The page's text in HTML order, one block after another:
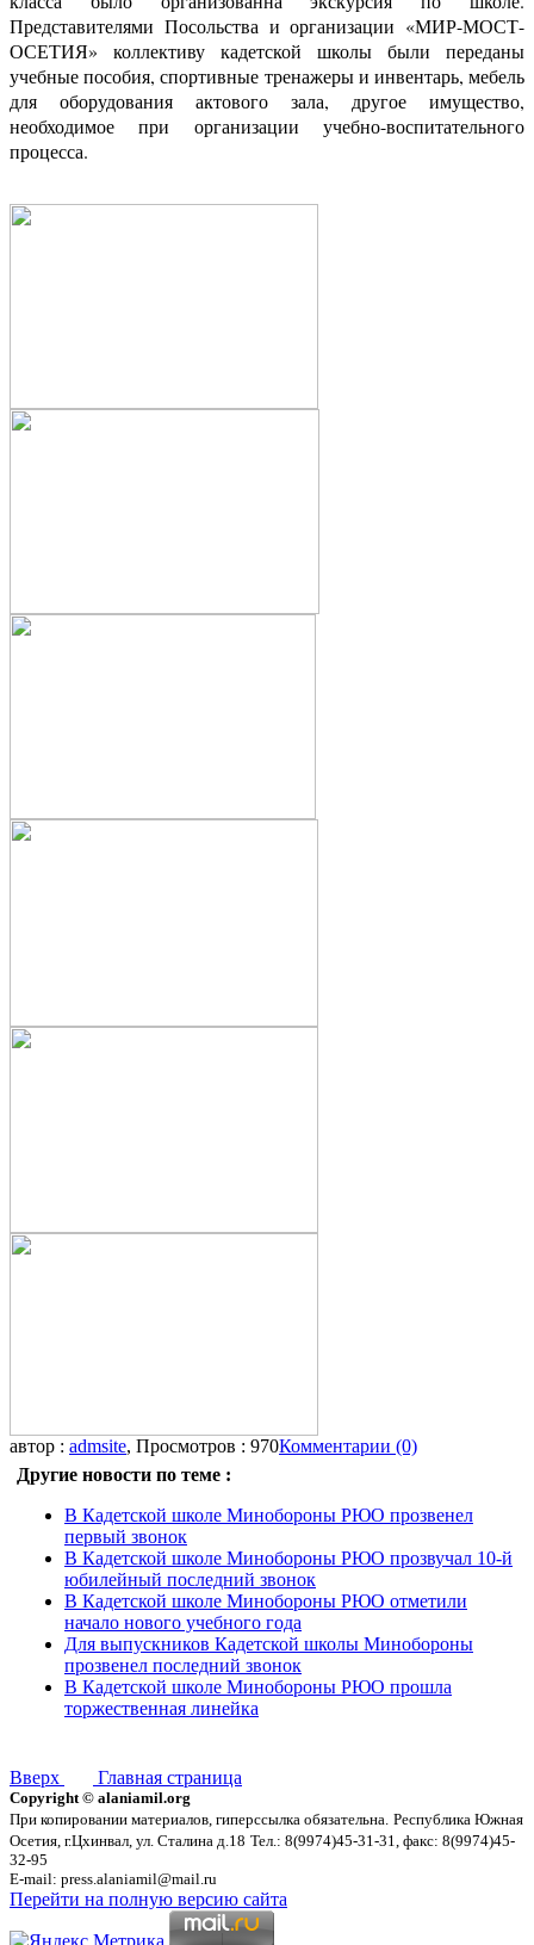
Представителями Посольства и организации «МИР-МОСТ-
ОСЕТИЯ» коллективу кадетской школы были переданы
учебные пособия, спортивные тренажеры и инвентарь, мебель
для оборудования актового зала, другое имущество,
необходимое при организации учебно-воспитательного
процесса.
автор : admsite, Просмотров : 970Комментарии (0)
Другие новости по теме :
В Кадетской школе Минобороны РЮО прозвенел
первый звонок
В Кадетской школе Минобороны РЮО прозвучал 10-й
юбилейный последний звонок
В Кадетской школе Минобороны РЮО отметили
начало нового учебного года
Для выпускников Кадетской школы Минобороны
прозвенел последний звонок
В Кадетской школе Минобороны РЮО прошла
торжественная линейка
Вверх Главная страница
Copyright © alaniamil.org
При копировании материалов, гиперссылка обязательна. Республика Южная
Осетия, г.Цхинвал, ул. Сталина д.18 Тел.: 8(9974)45-31-31, факс: 8(9974)45-
32-95
E-mail: press.alaniamil@mail.ru
Перейти на полную версию сайта